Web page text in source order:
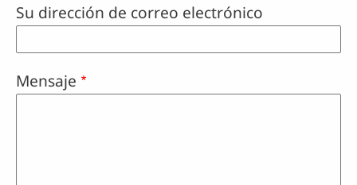
Su dirección de correo electrónico
Mensaje